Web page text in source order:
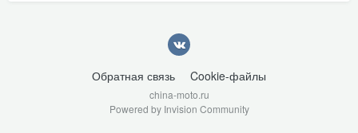
Обратная связь Cookie-файлы
china-moto.ru
Powered by Invision Community